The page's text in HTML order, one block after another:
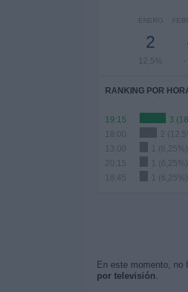
ENERO
2
12,5% -
RANKING POR
19:15
3
18:00
2
13:00
1 (6,25%)
20:15
1 (6,25%)
18:45
1 (6,25%)
En este momento, no
por televisión.